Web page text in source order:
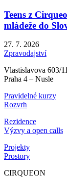
Teens z
mládeže do
27. 7. 2026
Zpravodajství
Vlastislavova 603/11
Praha 4 – Nusle
Pravidelné kurzy
Rozvrh
Rezidence
Výzvy a open calls
Projekty
Prostory
CIRQUEON